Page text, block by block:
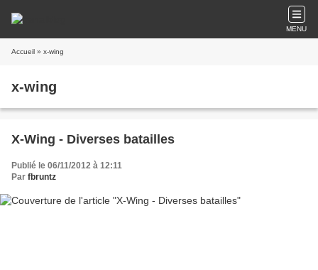
MENU
Accueil » x-wing
x-wing
X-Wing - Diverses batailles
Publié le 06/11/2012 à 12:11
Par fbruntz